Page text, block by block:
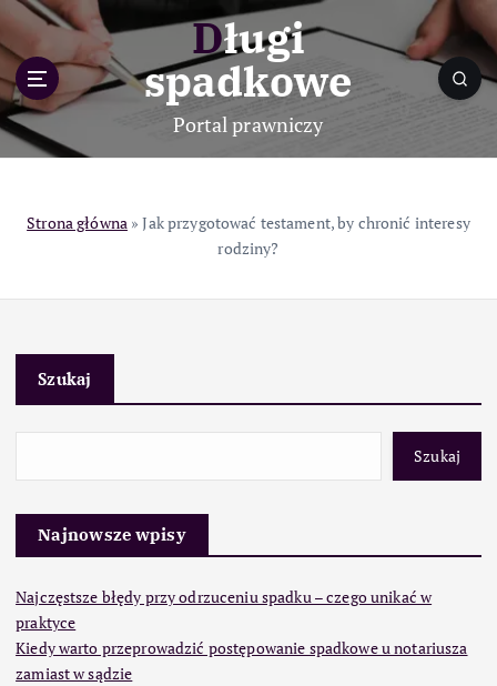
p
o
c
Długi
spadkowe
Portal prawniczy
Strona główna»Jak przygotować testament, by chronić interesy
rodziny?
Szukaj
Szukaj
Najnowsze wpisy
Najczęstsze błędy przy odrzuceniu spadku – czego unikać w
praktyce
Kiedy warto przeprowadzić postępowanie spadkowe u notariusza
zamiast w sądzie